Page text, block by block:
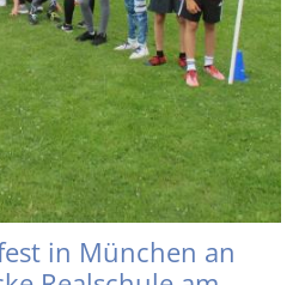
in München an